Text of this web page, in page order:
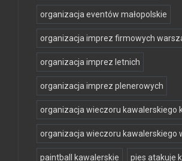
organizacja eventów małopolskie
organizacja imprez firmowych
organizacja imprez letnich
organizacja imprez plenerowych
organizacja wieczoru kawalerskiego
organizacja wieczoru kawalerskiego
paintball kawalerskie pies atakuje